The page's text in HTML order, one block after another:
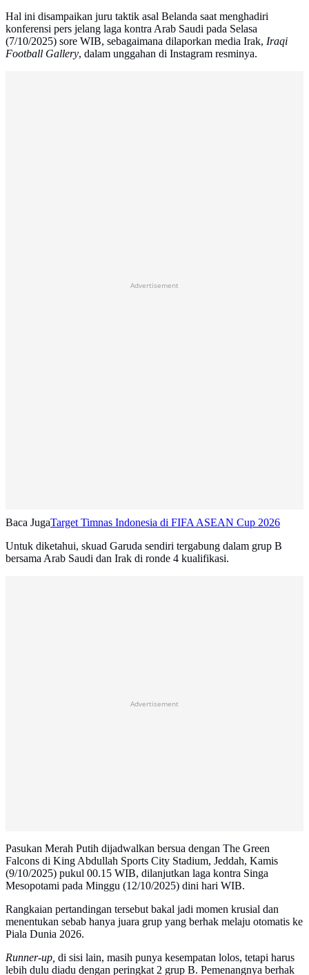
Hal ini disampaikan juru taktik asal Belanda saat menghadiri
konferensi pers jelang laga kontra Arab Saudi pada Selasa
(7/10/2025) sore WIB, sebagaimana dilaporkan media Irak, Iraqi
Football Gallery, dalam unggahan di Instagram resminya.
Advertisement
Baca JugaTarget Timnas Indonesia di FIFA ASEAN Cup 2026
Untuk diketahui, skuad Garuda sendiri tergabung dalam grup B
bersama Arab Saudi dan Irak di ronde 4 kualifikasi.
Advertisement
Pasukan Merah Putih dijadwalkan bersua dengan The Green
Falcons di King Abdullah Sports City Stadium, Jeddah, Kamis
(9/10/2025) pukul 00.15 WIB, dilanjutkan laga kontra Singa
Mesopotami pada Minggu (12/10/2025) dini hari WIB.
Rangkaian pertandingan tersebut bakal jadi momen krusial dan
menentukan sebab hanya juara grup yang berhak melaju otomatis ke
Piala Dunia 2026.
Runner-up, di sisi lain, masih punya kesempatan lolos, tetapi harus
lebih dulu diadu dengan peringkat 2 grup B. Pemenangnya berhak